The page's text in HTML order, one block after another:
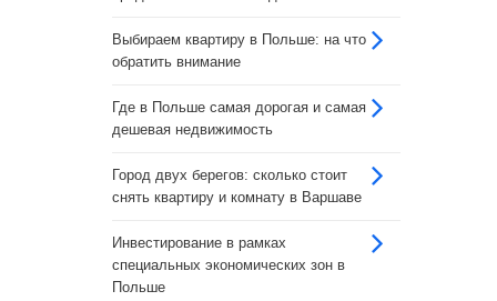
Выбираем квартиру в Польше: на что
обратить внимание
Где в Польше самая дорогая и самая
дешевая недвижимость
Город двух берегов: сколько стоит
снять квартиру и комнату в Варшаве
Инвестирование в рамках
специальных экономических зон в
Польше